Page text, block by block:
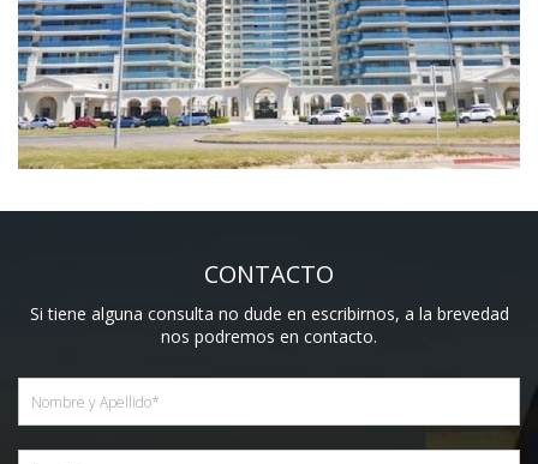
CONTACTO
Si tiene alguna consulta no dude en escribirnos, a la brevedad
nos podremos en contacto.